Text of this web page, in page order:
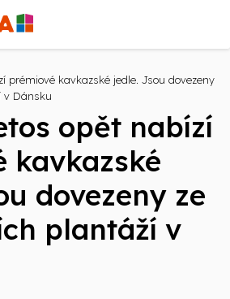
prémiové kavkazské jedle. Jsou dovezeny
v Dánsku
opět nabízí
kavkazské
dovezeny ze
plantáží v